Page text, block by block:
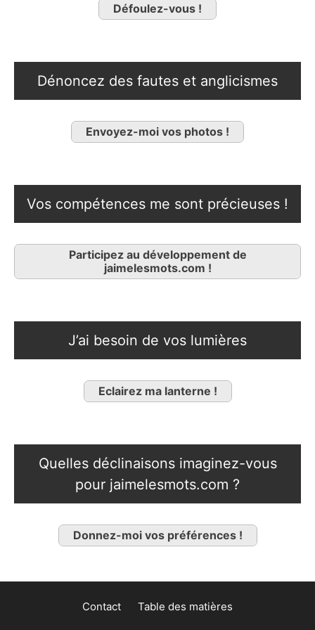
Défoulez-vous !
Dénoncez des fautes et anglicismes
Envoyez-moi vos photos !
Vos compétences me sont précieuses !
Participez au développement de
jaimelesmots.com !
J’ai besoin de vos lumières
Eclairez ma lanterne !
Quelles déclinaisons imaginez-vous
pour jaimelesmots.com ?
Donnez-moi vos préférences !
Contact Table des matières